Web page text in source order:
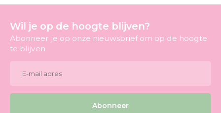
Wil je op de hoogte blijven?
Abonneer je op onze nieuwsbrief om op de hoogte
te blijven.
Abonneer